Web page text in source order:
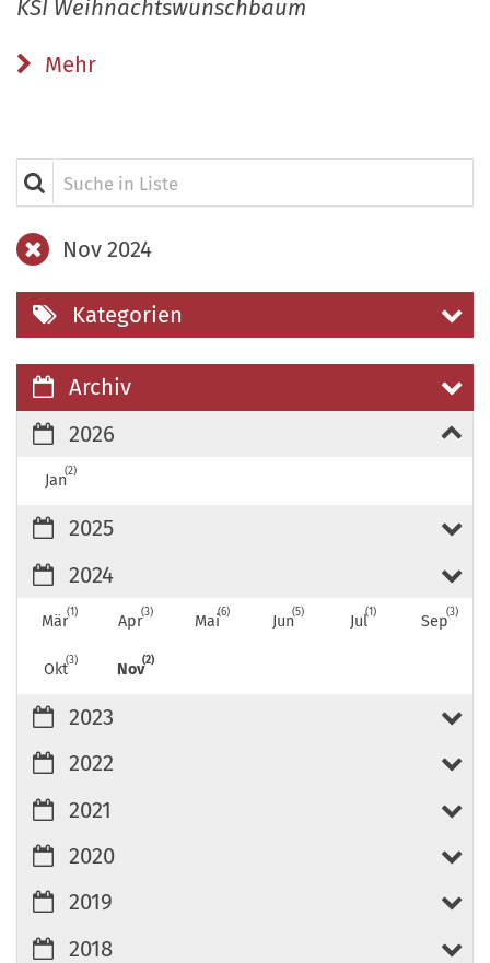
KSI Weihnachtswunschbaum
Mehr
Suche in Liste
Nov 2024
Kategorien
Archiv
2026
Jan2
2025
2024
Mär1 Apr3 Mai6 Jun5 Jul1 Sep3
Okt3 Nov2
2023
2022
2021
2020
2019
2018